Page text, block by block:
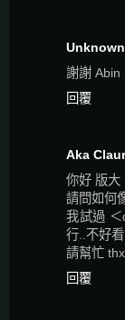
Unknown
謝謝 Abin
回覆
Aka
你好 版大
請問如何
我試過
行..不好
請幫忙
回覆